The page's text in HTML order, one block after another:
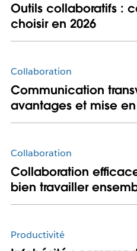
Outils collaboratifs :
choisir en 2026
Collaboration
Communication
avantages et mise
Collaboration
Collaboration
bien travailler
Productivité